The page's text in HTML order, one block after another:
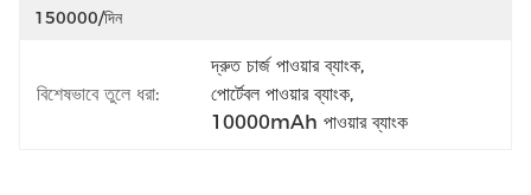
150000/দিন
বিশেষভাবে তুলে ধরা:
দ্রুত চার্জ পাওয়ার ব্যাংক,
পোর্টেবল পাওয়ার ব্যাংক,
10000mAh পাওয়ার ব্যাংক